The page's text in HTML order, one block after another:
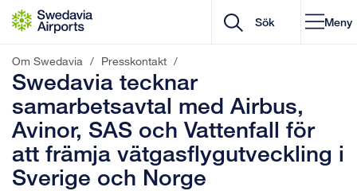
Gå till innehåll
Meny
Om Swedavia / Presskontakt /
Swedavia tecknar
samarbetsavtal med Airbus,
Avinor, SAS och Vattenfall för
att främja vätgasflygutveckling i
Sverige och Norge